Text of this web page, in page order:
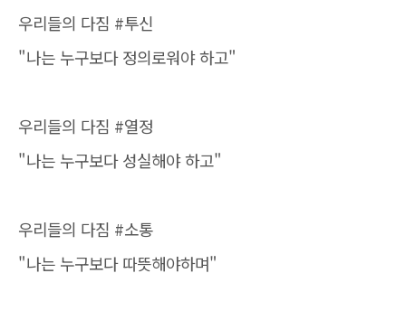
우리들의 다짐 #투신
"나는 누구보다 정의로워야 하고"
우리들의 다짐 #열정
"나는 누구보다 성실해야 하고"
우리들의 다짐 #소통
"나는 누구보다 따뜻해야하며"